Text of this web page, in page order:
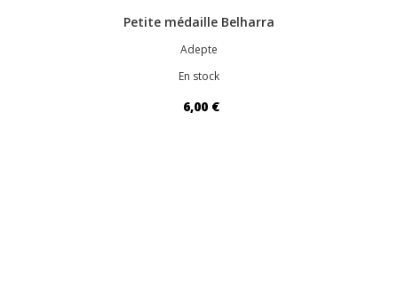
Petite médaille Belharra
Adepte
En stock
6,00 €